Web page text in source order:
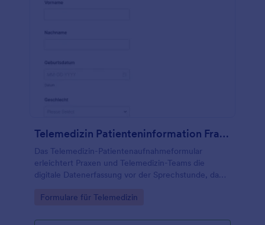
Telemedizin Patienteninformation Fragebogen
Das Telemedizin-Patientenaufnahmeformular
erleichtert Praxen und Telemedizin-Teams die
digitale Datenerfassung vor der Sprechstunde, damit
Medienbrüche koordiniert werden können.
Go to Category:
Formulare für Telemedizin